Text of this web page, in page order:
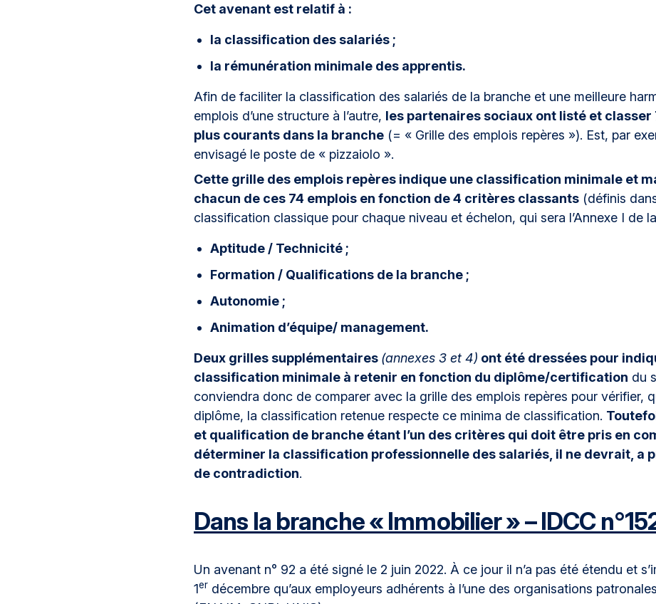
Cet avenant est relatif à :
la classification des salariés ;
la rémunération minimale des apprentis.
Afin de faciliter la classification des salariés de la branche et une meilleure
emplois d’une structure à l’autre, les partenaires sociaux ont listé et classer
plus courants dans la branche (= « Grille des emplois repères »). Est, par
envisagé le poste de « pizzaiolo ».
Cette grille des emplois repères indique une classification minimale et
chacun de ces 74 emplois en fonction de 4 critères classants (définis
classification classique pour chaque niveau et échelon, qui sera l’Annexe I de
Aptitude / Technicité ;
Formation / Qualifications de la branche ;
Autonomie ;
Animation d’équipe/ management.
Deux grilles supplémentaires (annexes 3 et 4) ont été dressées pour
classification minimale à retenir en fonction du diplôme/certification du
conviendra donc de comparer avec la grille des emplois repères pour vérifier,
diplôme, la classification retenue respecte ce minima de classification.
et qualification de branche étant l’un des critères qui doit être pris en
déterminer la classification professionnelle des salariés, il ne devrait, a
de contradiction.
Dans la branche « Immobilier » – IDCC
Un avenant n° 92 a été signé le 2 juin 2022. À ce jour il n’a pas été étendu et
1er décembre qu’aux employeurs adhérents à l’une des organisations